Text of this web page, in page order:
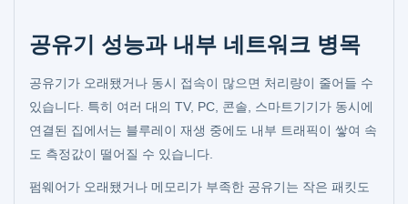
공유기 성능과 내부 네트워크 병목
공유기가 오래됐거나 동시 접속이 많으면 처리량이 줄어들 수
있습니다. 특히 여러 대의 TV, PC, 콘솔, 스마트기기가 동시에
연결된 집에서는 블루레이 재생 중에도 내부 트래픽이 쌓여 속
도 측정값이 떨어질 수 있습니다.
펌웨어가 오래됐거나 메모리가 부족한 공유기는 작은 패킷도